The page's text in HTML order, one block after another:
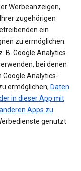
Werbeanzeigen,
zugehörigen
ein
zu ermöglichen.
B. Google Analytics.
bei denen
Google Analytics-
ermöglichen, Daten
in dieser App mit
Apps zu
genutzt